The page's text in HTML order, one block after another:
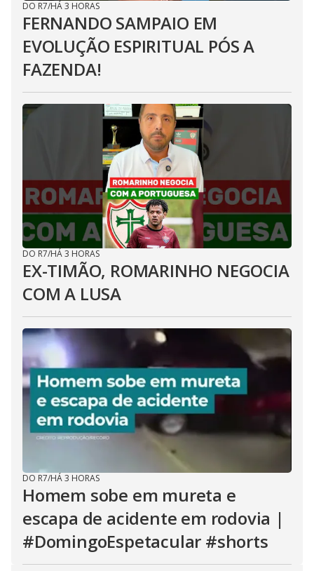
DO R7/HÁ 3 HORAS
FERNANDO SAMPAIO EM
EVOLUÇÃO ESPIRITUAL PÓS A
FAZENDA!
DO R7/HÁ 3 HORAS
EX-TIMÃO, ROMARINHO NEGOCIA
COM A LUSA
DO R7/HÁ 3 HORAS
Homem sobe em mureta e
escapa de acidente em rodovia |
#DomingoEspetacular #shorts